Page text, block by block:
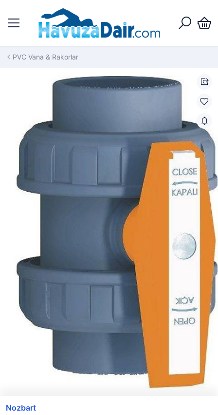
PVC Vana & Rakorlar
Nozbart